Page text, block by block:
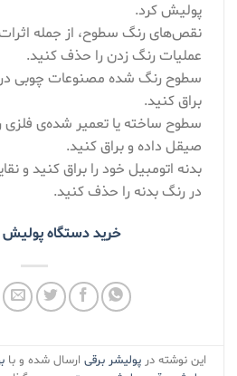
پولیش کرد.
نقص‌های رنگ سطوح، از جمله
عملیات رنگ زدن را حذف کنید.
سطوح رنگ شده مصنوعات چوبی در
براق کنید.
سطوح ساخته یا تعمیر شده‌ی فلزی
صیقل داده و براق کنید.
بدنه اتومبیل خود را براق کنید و
در رنگ بدنه را حذف کنید.
خرید دستگاه پولیش
این نوشته درپولیشر برقی ارسال شده و با